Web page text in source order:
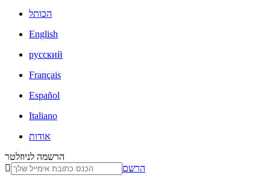
הכותל
English
русский
Français
Español
Italiano
אודות
הרשמה לניוזלטר
הרשם